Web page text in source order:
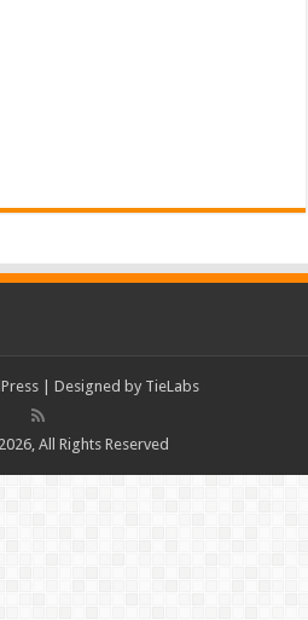
| Designed by TieLabs
All Rights Reserved